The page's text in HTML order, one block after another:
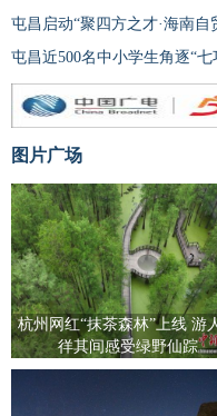
屯昌启动“聚四方之才·海南自
屯昌近500名中小学生角逐“七
图片广场
杭州网红“抹茶森林”上线 游
徉其间感受绿野仙踪